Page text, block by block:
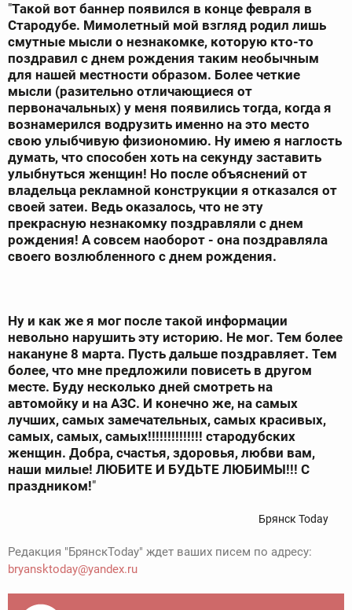
"Такой вот баннер появился в конце февраля в
Стародубе. Мимолетный мой взгляд родил лишь
смутные мысли о незнакомке, которую кто-то
поздравил с днем рождения таким необычным
для нашей местности образом. Более четкие
мысли (разительно отличающиеся от
первоначальных) у меня появились тогда, когда я
вознамерился водрузить именно на это место
свою улыбчивую физиономию. Ну имею я наглость
думать, что способен хоть на секунду заставить
улыбнуться женщин! Но после объяснений от
владельца рекламной конструкции я отказался от
своей затеи. Ведь оказалось, что не эту
прекрасную незнакомку поздравляли с днем
рождения! А совсем наоборот - она поздравляла
своего возлюбленного с днем рождения.
Ну и как же я мог после такой информации
невольно нарушить эту историю. Не мог. Тем более
накануне 8 марта. Пусть дальше поздравляет. Тем
более, что мне предложили повисеть в другом
месте. Буду несколько дней смотреть на
автомойку и на АЗС. И конечно же, на самых
лучших, самых замечательных, самых красивых,
самых, самых, самых!!!!!!!!!!!!!! стародубских
женщин. Добра, счастья, здоровья, любви вам,
наши милые! ЛЮБИТЕ И БУДЬТЕ ЛЮБИМЫ!!! С
праздником!"
Брянск Today
Редакция "БрянскToday" ждет ваших писем по адресу:
bryansktoday@yandex.ru